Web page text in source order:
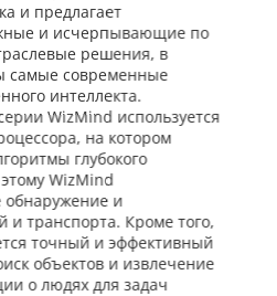
и предлагает
и исчерпывающие по
решения, в
самые современные
интеллекта.
WizMind используется
на котором
глубокого
WizMind
обнаружение и
и транспорта. Кроме того,
точный и эффективный
объектов и извлечение
о людях для задач